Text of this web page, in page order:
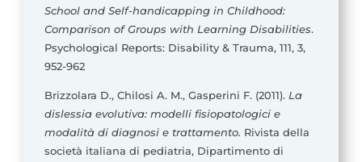
School and Self-handicapping in Childhood:
Comparison of Groups with Learning Disabilities.
Psychological Reports: Disability & Trauma, 111, 3,
952-962
Brizzolara D., Chilosi A. M., Gasperini F. (2011). La
dislessia evolutiva: modelli fisiopatologici e
modalità di diagnosi e trattamento. Rivista della
società italiana di pediatria, Dipartimento di